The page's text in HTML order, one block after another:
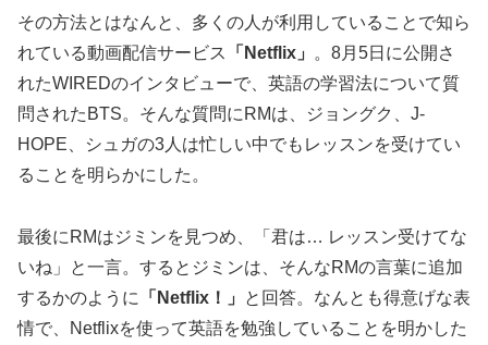
その方法とはなんと、多くの人が利用していることで知ら
れている動画配信サービス
「Netflix」
。8月5日に公開さ
れたWIREDのインタビューで、英語の学習法について質
問されたBTS。そんな質問にRMは、ジョングク、J-
HOPE、シュガの3人は忙しい中でもレッスンを受けてい
ることを明らかにした。
最後にRMはジミンを見つめ、「君は… レッスン受けてな
いね」と一言。するとジミンは、そんなRMの言葉に追加
するかのように
「Netflix！」
と回答。なんとも得意げな表
情で、Netflixを使って英語を勉強していることを明かした